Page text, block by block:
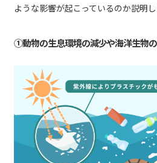
ような影響が起こっているのか説明し
①動物の生息環境の減少や海洋生物